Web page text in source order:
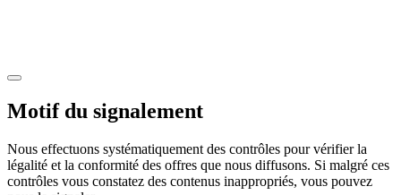
Motif du signalement
Nous effectuons systématiquement des contrôles pour vérifier la
légalité et la conformité des offres que nous diffusons. Si malgré ces
contrôles vous constatez des contenus inappropriés, vous pouvez